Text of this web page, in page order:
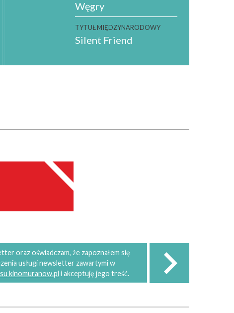
Węgry
TYTUŁ MIĘDZYNARODOWY
Silent Friend
oraz oświadczam, że zapoznałem się
usługi newsletter zawartymi w
kinomuranow.pl i akceptuję jego treść.